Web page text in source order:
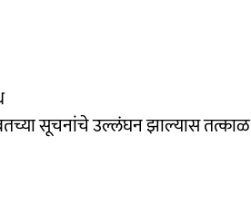
सूचनांचे उल्लंघन झाल्यास तत्काळ